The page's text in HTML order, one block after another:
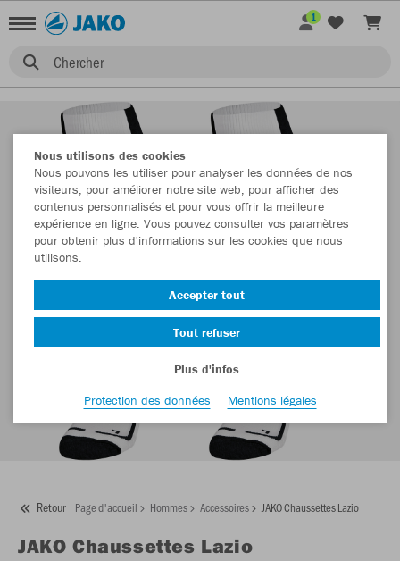
Chercher
1
Retour Page d'accueil Hommes Accessoires JAKO Chaussettes Lazio
JAKO Chaussettes Lazio
Nous utilisons des cookies
Nous pouvons les utiliser pour analyser les données de nos
visiteurs, pour améliorer notre site web, pour afficher des
contenus personnalisés et pour vous offrir la meilleure
expérience en ligne. Vous pouvez consulter vos paramètres
pour obtenir plus d'informations sur les cookies que nous
utilisons.
Accepter tout
Tout refuser
Plus d'infos
Protection des données
Mentions légales